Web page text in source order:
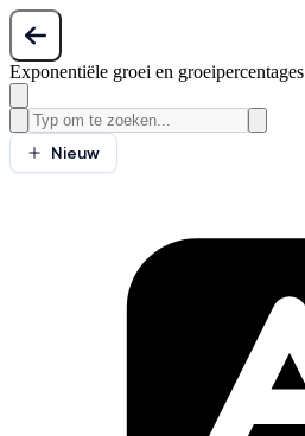
Exponentiële groei en groeipercentages
Nieuw